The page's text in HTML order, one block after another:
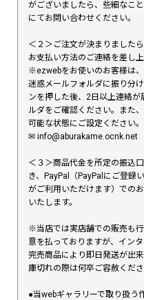
がございましたら、些細なこ
にてお問い合わせください。
＜２＞ご注文が決まりました
お支払い方法のご連絡を差し上
※ezwebをお使いのお客様は
迷惑メールフォルダに振り分
ンを押した後、2日以上連絡
ルダをご確認ください。また
可能な状態にご設定ください。
✉︎ info@aburakame.ocnk.net
＜３＞商品代金を所定の振込
き、PayPal（PayPalにご登録
がご利用いただけます）での
いたします。
※当店では実店舗での販売も
意を払っておりますが、イン
完売商品により即日発送が出
庫切れの際は何卒ご容赦くださ
●当webギャラリーで取り扱う